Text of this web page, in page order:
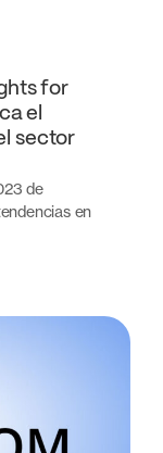
for
el
sector
de
en